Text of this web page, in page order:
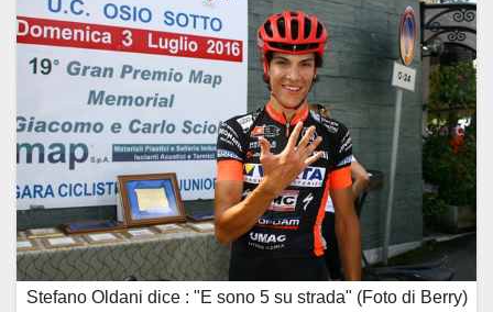
Stefano Oldani dice : "E sono 5 su strada" (Foto di Berry)